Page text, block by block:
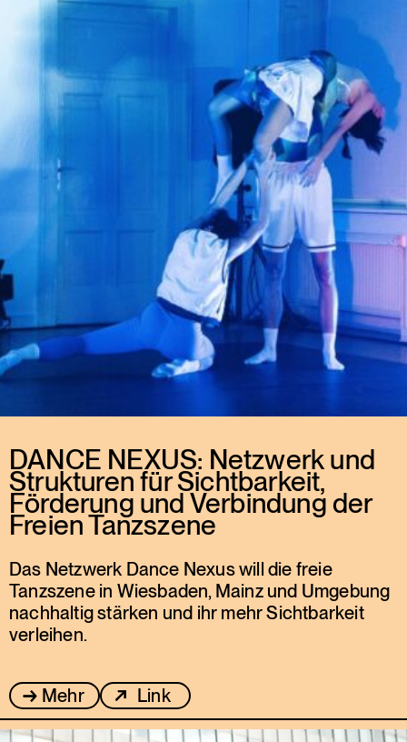
DANCE NEXUS: Netzwerk und
Strukturen für Sichtbarkeit,
Förderung und Verbindung der
Freien Tanzszene
Das Netzwerk Dance Nexus will die freie
Tanzszene in Wiesbaden, Mainz und Umgebung
nachhaltig stärken und ihr mehr Sichtbarkeit
verleihen.
Mehr Link